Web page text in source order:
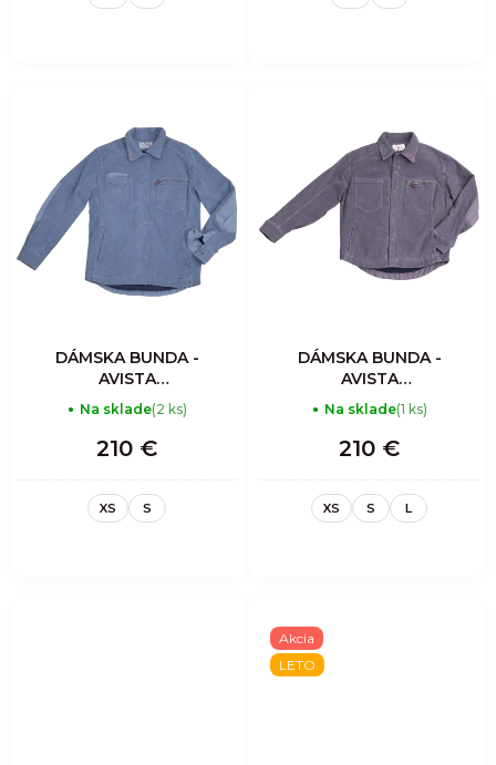
DÁMSKA BUNDA -
AVISTA
MOUNTAIN
CLIMBERS
INSULATED
OVERSHIRT
CORDUROY
BLUEBERRY
Na sklade(2 ks)
210 €
XS S
DÁMSKA BUNDA -
AVISTA
MOUNTAIN
CLIMBERS
INSULATED
OVERSHIRT
CORDUROY IRON
Na sklade(1 ks)
210 €
XS S L
Akcia
LETO